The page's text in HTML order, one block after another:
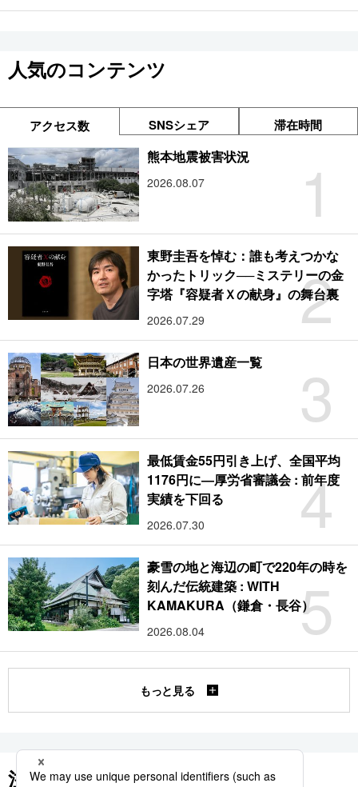
人気のコンテンツ
アクセス数 SNSシェア 滞在時間
1
熊本地震被害状況
2026.08.07
2
東野圭吾を悼む：誰も考えつかな
かったトリック──ミステリーの金
字塔『容疑者Ｘの献身』の舞台裏
2026.07.29
3
日本の世界遺産一覧
2026.07.26
4
最低賃金55円引き上げ、全国平均
1176円に―厚労省審議会 : 前年度
実績を下回る
2026.07.30
5
豪雪の地と海辺の町で220年の時を
刻んだ伝統建築 : WITH
KAMAKURA（鎌倉・長谷）
2026.08.04
もっと見る
注目のキーワード